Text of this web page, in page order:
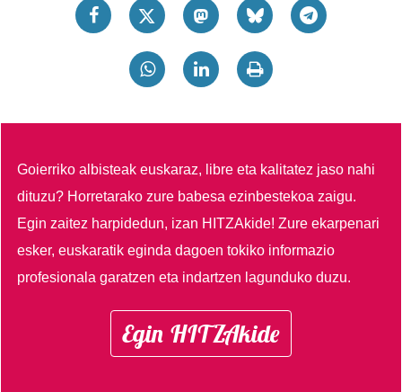
Goierriko albisteak euskaraz, libre eta kalitatez jaso nahi
dituzu? Horretarako zure babesa ezinbestekoa zaigu.
Egin zaitez harpidedun, izan HITZAkide!Zure ekarpenari
esker, euskaratik eginda dagoen tokiko informazio
profesionala garatzen eta indartzen lagunduko duzu.
Egin HITZAkide